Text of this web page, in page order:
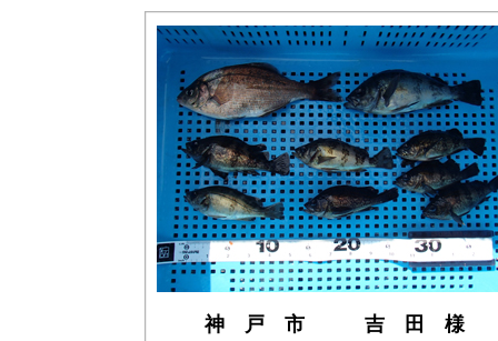
神 戸 市 吉 田 様